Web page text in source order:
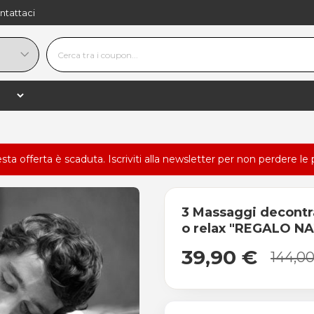
offerta è scaduta. Iscriviti alla newsletter per non perdere le
3 Massaggi
o relax "REGALO
39,90 €